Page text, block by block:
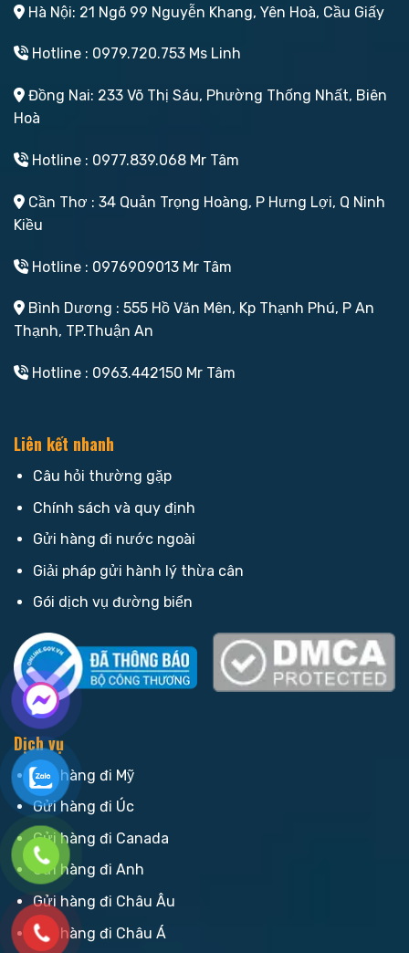
Hà Nội: 21 Ngõ 99 Nguyễn Khang, Yên Hoà, Cầu Giấy
Hotline : 0979.720.753 Ms Linh
Đồng Nai: 233 Võ Thị Sáu, Phường Thống Nhất, Biên
Hoà
Hotline : 0977.839.068 Mr Tâm
Cần Thơ : 34 Quản Trọng Hoàng, P Hưng Lợi, Q Ninh
Kiều
Hotline : 0976909013 Mr Tâm
Bình Dương : 555 Hồ Văn Mên, Kp Thạnh Phú, P An
Thạnh, TP.Thuận An
Hotline : 0963.442150 Mr Tâm
Liên kết nhanh
Câu hỏi thường gặp
Chính sách và quy định
Gửi hàng đi nước ngoài
Giải pháp gửi hành lý thừa cân
Gói dịch vụ đường biển
Dịch vụ
Gửi hàng đi Mỹ
Gửi hàng đi Úc
Gửi hàng đi Canada
Gửi hàng đi Anh
Gửi hàng đi Châu Âu
Gửi hàng đi Châu Á